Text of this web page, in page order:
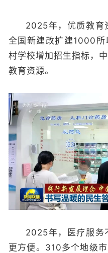
2025年，优质教育
全国新建改扩建1000所
村学校增加招生指标，
教育资源。
2025年，医疗服务
更方便。310多个地级